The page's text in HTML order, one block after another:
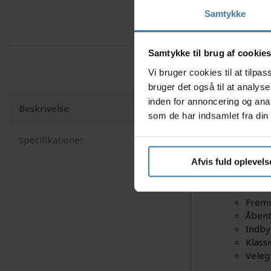
Samtykke
Samtykke til brug af cookies
Vi bruger cookies til at
bruger det også til at
inden for annoncering og
som de har indsamlet fra
Afvis fuld
Beskrivelse
Specifikationer
Opdag
af dine
solidt
PD-M04
Nyttige